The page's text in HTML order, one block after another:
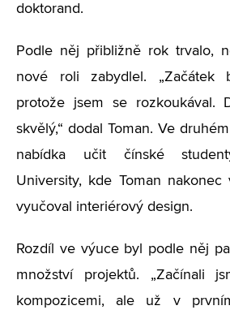
doktorand.
Podle něj přibližně rok trvalo,
nové roli zabydlel. „Začátek
protože jsem se rozkoukával.
skvělý,“ dodal Toman. Ve
nabídka učit čínské
University, kde Toman
vyučoval interiérový design.
Rozdíl ve výuce byl podle něj
množství projektů. „Začínali
kompozicemi, ale už v